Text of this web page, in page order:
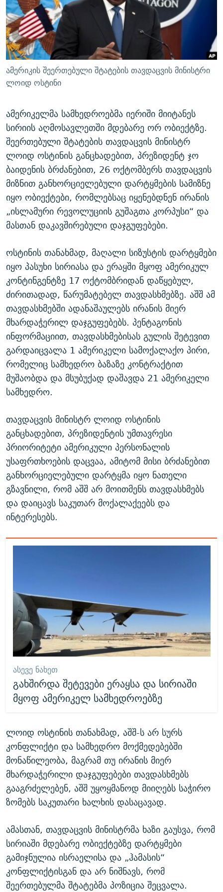
ᲛᲝᲚᲐᲞᲐᲠᲐᲙᲔ ᲢᲔᲥᲡᲢᲔᲑᲘ
ᲨᲘᲜ - ᲣᲪᲮᲝᲔᲗᲨᲘ
ᲚᲘᲢᲔᲠᲐᲢᲣᲠᲣᲚᲘ ᲬᲐᲮᲜᲐᲒᲔᲑᲘ
ᲐᲛᲔᲠᲘᲙᲣᲚᲘ ᲛᲝᲗᲮᲠᲝᲑᲐ
ᲘᲛᲞᲔᲠᲘᲐ ᲓᲐ ᲠᲐᲓᲘᲝ
ᲩᲔᲛᲘ ᲡᲘᲙᲕᲓᲘᲚᲘᲡ ᲛᲘᲖᲔᲖᲘᲐ COVID-19
11 ᲬᲔᲚᲘ - 11 ᲐᲛᲑᲐᲕᲘ
ᲡᲐᲞᲐᲠᲚᲐᲛᲔᲜᲢᲝ ᲐᲠᲩᲔᲕᲜᲔᲑᲘᲡ ᲘᲡᲢᲝᲠᲘᲐ
ᲑᲐᲕᲨᲕᲔᲑᲘ ᲞᲠᲝᲡᲢᲘᲢᲣᲪᲘᲐᲨᲘ - ᲐᲛᲝᲣᲗᲥᲛᲔᲚᲘ ᲐᲛᲑᲐᲕᲘ
5 ᲐᲛᲑᲐᲕᲘ - 20 ᲘᲕᲜᲘᲡᲡ ᲓᲐᲨᲐᲕᲔᲑᲣᲚᲔᲑᲘ
ПРИВЕТ ᲙᲣᲚᲢᲣᲠᲐ
ᲒᲐᲛᲝᲘᲬᲔᲠᲔ
რთე/რთ-ის ყველა საიტი
ამერიკის შეერთებული შტატების თავდაცვის მინისტრი
ლოიდ ოსტინი
ამერიკელმა სამხედროებმა იერიში მიიტანეს
სირიის აღმოსავლეთში მდებარე ორ ობიექტზე.
შეერთებული შტატების თავდაცვის მინისტრ
ლოიდ ოსტინის განცხადებით, პრეზიდენტ ჯო
ბაიდენის ბრძანებით, 26 ოქტომბერს თავდაცვის
მიზნით განხორციელებული დარტყმების სამიზნე
იყო ობიექტები, რომლებსაც იყენებდნენ ირანის
„ისლამური რევოლუციის გუშაგთა კორპუსი“ და
მასთან დაკავშირებული დაჯგუფებები.
ოსტინის თანახმად, მაღალი სიზუსტის დარტყმები
იყო პასუხი სირიასა და ერაყში მყოფ ამერიკულ
კონტინგენტზე 17 ოქტომბრიდან დაწყებულ,
ძირითადად, წარუმატებელ თავდასხმებზე. აშშ ამ
თავდასხმებში ადანაშაულებს ირანის მიერ
მხარდაჭერილ დაჯგუფებებს. პენტაგონის
ინფორმაციით, თავდასხმებისას გულის შეტევით
გარდაიცვალა 1 ამერიკელი სამოქალაქო პირი,
რომელიც სამხედრო ბაზაზე კონტრაქტით
მუშაობდა და მსუბუქად დაშავდა 21 ამერიკელი
სამხედრო.
თავდაცვის მინისტრ ლოიდ ოსტინის
განცხადებით, პრეზიდენტის უმთავრესი
პრიორიტეტი ამერიკული პერსონალის
უსაფრთხოების დაცვაა, ამიტომ მისი ბრძანებით
განხორციელებული დარტყმა იყო ნათელი
გზავნილი, რომ აშშ არ მოითმენს თავდასხმებს
და დაიცავს საკუთარ მოქალაქეებს და
ინტერესებს.
ᲐᲡᲔᲕᲔ ᲜᲐᲮᲔᲗ
გახშირდა შეტევები ერაყსა და სირიაში
მყოფ ამერიკელ სამხედროებზე
ლოიდ ოსტინის თანახმად, აშშ-ს არ სურს
კონფლიქტი და სამხედრო მოქმედებებში
მონაწილეობა, მაგრამ თუ ირანის მიერ
მხარდაჭერილი დაჯგუფებები თავდასხმებს
გააგრძელებენ, აშშ უყოყმანოდ მიიღებს საჭირო
ზომებს საკუთარი ხალხის დასაცავად.
ამასთან, თავდაცვის მინისტრმა ხაზი გაუსვა, რომ
სირიაში მდებარე ობიექტებზე დარტყმები
გამიჯნულია ისრაელისა და „ჰამასის“
კონფლიქტისგან და არ ნიშნავს, რომ
შეერთებულმა შტატებმა პოზიცია შეცვალა.